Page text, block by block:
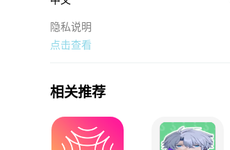
隐私说明
点击查看
相关推荐